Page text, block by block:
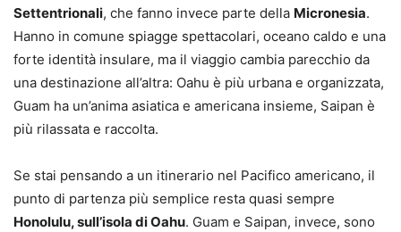
Settentrionali, che fanno invece parte della Micronesia.
Hanno in comune spiagge spettacolari, oceano caldo e una
forte identità insulare, ma il viaggio cambia parecchio da
una destinazione all’altra: Oahu è più urbana e organizzata,
Guam ha un’anima asiatica e americana insieme, Saipan è
più rilassata e raccolta.
Se stai pensando a un itinerario nel Pacifico americano, il
punto di partenza più semplice resta quasi sempre
Honolulu, sull’isola di Oahu. Guam e Saipan, invece, sono